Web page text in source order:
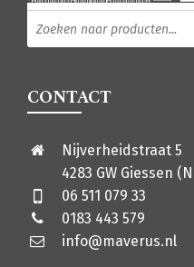
CONTACT
Nijverheidstraat 5
4283 GW Giessen
06 511 079 33
0183 443 579
info@maverus.nl